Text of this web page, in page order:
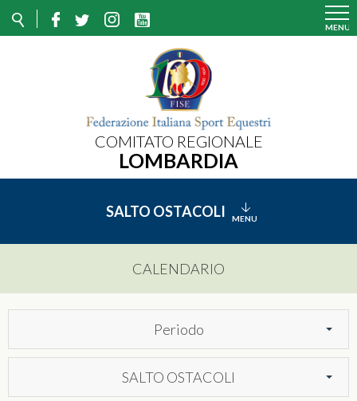
COMITATO REGIONALE
LOMBARDIA
SALTO OSTACOLI
CALENDARIO
Periodo
SALTO OSTACOLI